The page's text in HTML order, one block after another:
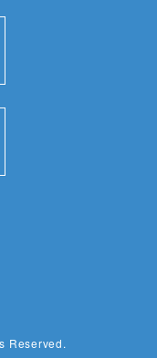
Reserved.